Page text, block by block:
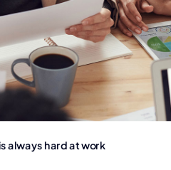
always hard at work